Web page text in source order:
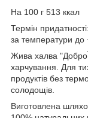
На 100 г 513 ккал
Термін
за температури до
Жива халва
харчування. Для
продуктів без
солодощів.
Виготовлена